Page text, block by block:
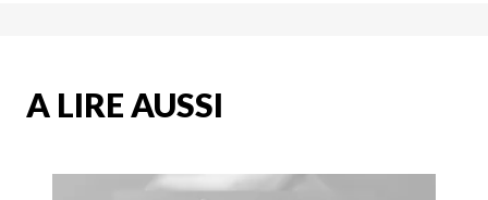
A LIRE AUSSI